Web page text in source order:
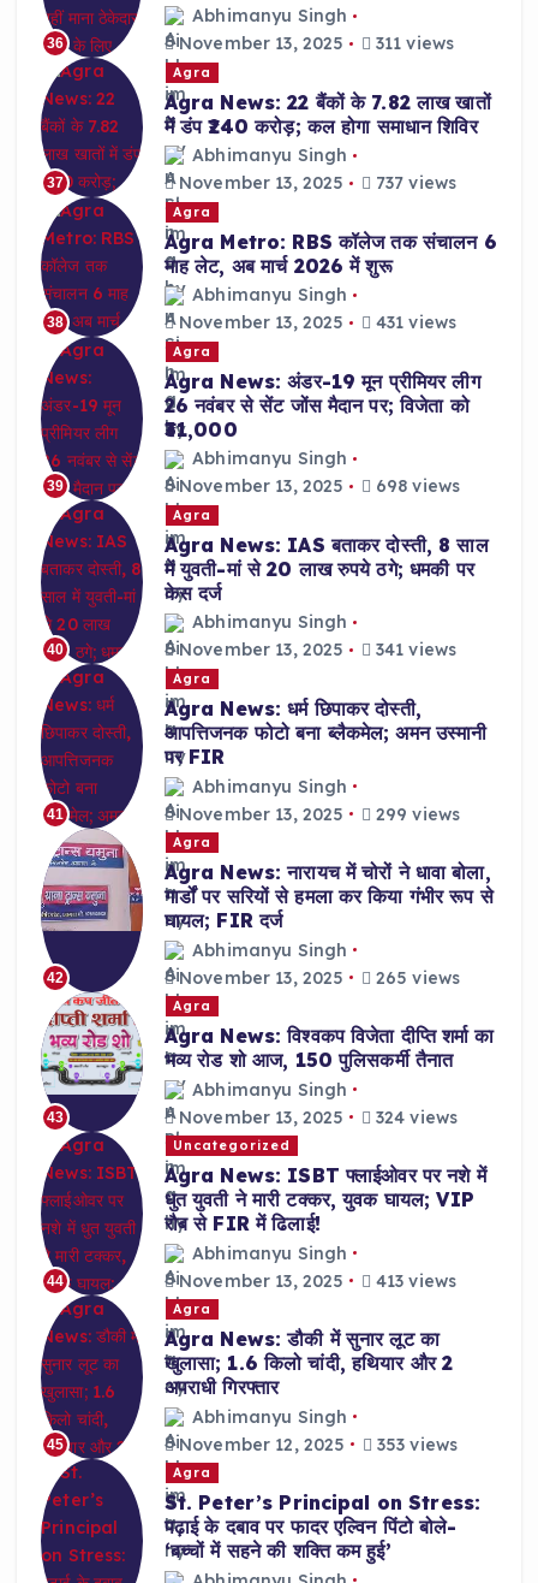
36
Abhimanyu Singh
November 13, 2025
311 views
37
Agra
Agra News: 22 बैंकों के 7.82 लाख खातों
में डंप ₹240 करोड़; कल होगा समाधान शिविर
Abhimanyu Singh
November 13, 2025
737 views
38
Agra
Agra Metro: RBS कॉलेज तक संचालन 6
माह लेट, अब मार्च 2026 में शुरू
Abhimanyu Singh
November 13, 2025
431 views
39
Agra
Agra News: अंडर-19 मून प्रीमियर लीग
26 नवंबर से सेंट जोंस मैदान पर; विजेता को
₹31,000
Abhimanyu Singh
November 13, 2025
698 views
40
Agra
Agra News: IAS बताकर दोस्ती, 8 साल
में युवती-मां से 20 लाख रुपये ठगे; धमकी पर
केस दर्ज
Abhimanyu Singh
November 13, 2025
341 views
41
Agra
Agra News: धर्म छिपाकर दोस्ती,
आपत्तिजनक फोटो बना ब्लैकमेल; अमन उस्मानी
पर FIR
Abhimanyu Singh
November 13, 2025
299 views
42
Agra
Agra News: नारायच में चोरों ने धावा बोला,
गार्डों पर सरियों से हमला कर किया गंभीर रूप से
घायल; FIR दर्ज
Abhimanyu Singh
November 13, 2025
265 views
43
Agra
Agra News: विश्वकप विजेता दीप्ति शर्मा का
भव्य रोड शो आज, 150 पुलिसकर्मी तैनात
Abhimanyu Singh
November 13, 2025
324 views
44
Uncategorized
Agra News: ISBT फ्लाईओवर पर नशे में
धुत युवती ने मारी टक्कर, युवक घायल; VIP
रौब से FIR में ढिलाई!
Abhimanyu Singh
November 13, 2025
413 views
45
Agra
Agra News: डौकी में सुनार लूट का
खुलासा; 1.6 किलो चांदी, हथियार और 2
अपराधी गिरफ्तार
Abhimanyu Singh
November 12, 2025
353 views
Agra
St. Peter’s Principal on Stress:
पढ़ाई के दबाव पर फादर एल्विन पिंटो बोले-
‘बच्चों में सहने की शक्ति कम हुई’